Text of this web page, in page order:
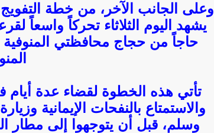
وعلى الجانب الآخر، من خطة التفويج
حاجاً من حجاج محافظتي المنوفية
تأتي هذه الخطوة لقضاء عدة
والاستمتاع بالنفحات الإيمانية
وسلم، قبل أن يتوجهوا إلى مطار